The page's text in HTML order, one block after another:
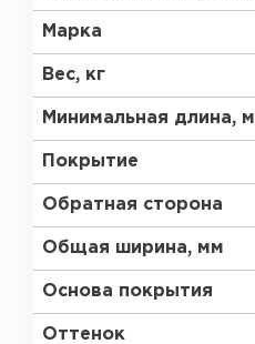
Марка
Вес, кг
Минимальная длина, м
Покрытие
Обратная сторона
Общая ширина, мм
Основа покрытия
Оттенок